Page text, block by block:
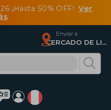
¡Hasta 50% OFF!Ver
Enviar a
CERCADO DE LIMA, Lima